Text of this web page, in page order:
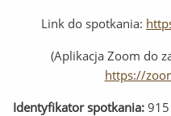
Link do spotkania:
(Aplikacja Zoom do
https://
Identyfikator spotkania:915